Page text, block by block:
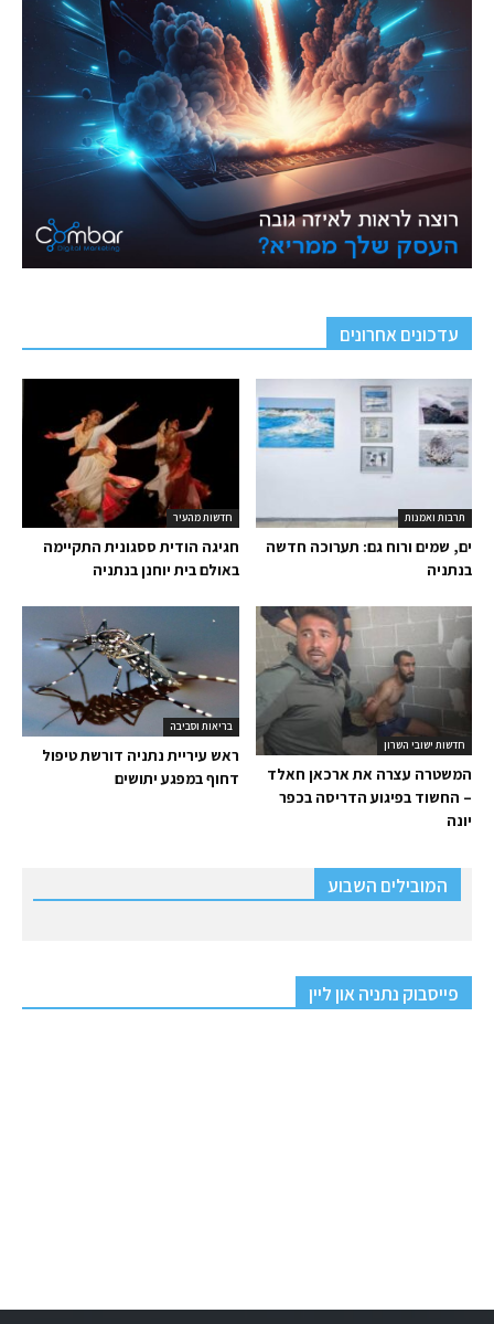
עדכונים אחרונים
חדשות מהעיר
חגיגה הודית ססגונית התקיימה
באולם בית יוחנן בנתניה
תרבות ואמנות
ים, שמים ורוח גם: תערוכה חדשה
בנתניה
בריאות וסביבה
ראש עיריית נתניה דורשת טיפול
דחוף במפגע יתושים
חדשות ישובי השרון
המשטרה עצרה את ארכאן חאלד
– החשוד בפיגוע הדריסה בכפר
יונה
המובילים השבוע
פייסבוק נתניה און ליין